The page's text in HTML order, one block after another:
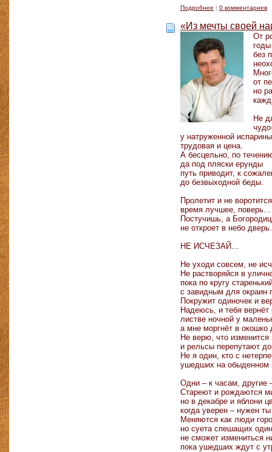
Подробнее | 0 комментариев
«Из мечты своей
От
без
от
но
Не
у натруженной испарины
трудовая и цена.
А бесцельно, по
да под пляски ерунды
путь приводит, к
до безвыходной беды.
Пролетит и не воротится
время лучшее, поверь…
Постучишь, а
не откроет в небо
НЕ ИСЧЕЗАЙ…
Не уходи совсем, не
Не растворяйся в
пока по кругу
с завидным для окраин
Покружит одиночек и
Надеюсь, и тебя вернёт
листве ночной у
а мне моргнёт в окошко
Не верю, что
и рельсы перепутают
Не я один, кто с
ушедших на обыденном
Одни – к часам, другие
Стареют и рождаются
но в декабре и яблони
когда уверен – нужен
Меняются как люди
но суета спешащих
не сможет измениться
пока ушедших ждут с